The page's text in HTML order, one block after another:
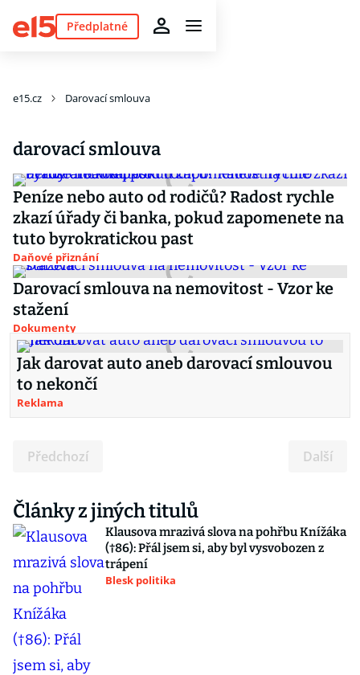
Předplatné
e15.cz Darovací smlouva
darovací smlouva
Peníze nebo auto od rodičů? Radost rychle
zkazí úřady či banka, pokud zapomenete na
tuto byrokratickou past
Daňové přiznání
Darovací smlouva na nemovitost - Vzor ke
stažení
Dokumenty
Jak darovat auto aneb darovací smlouvou
to nekončí
Reklama
Předchozí Další
Články z jiných titulů
Klausova mrazivá slova na pohřbu Knížáka
(†86): Přál jsem si, aby byl vysvobozen z
trápení
Blesk politika